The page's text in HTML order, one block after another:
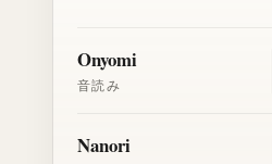
Onyomi
音読み
Nanori